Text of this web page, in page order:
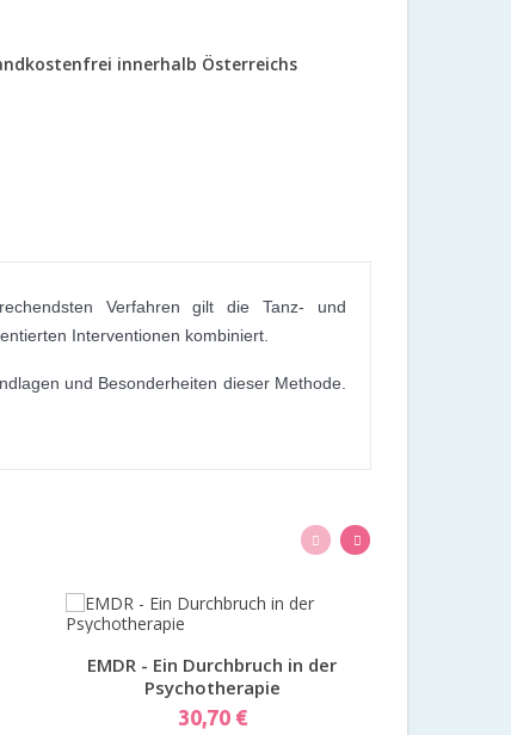
innerhalb Österreichs
Verfahren gilt die Tanz- und
Interventionen kombiniert.
und Besonderheiten dieser Methode.
Vorschau
EMDR - Ein Durchbruch in der
Psychotherapie
Preis
30,70 €